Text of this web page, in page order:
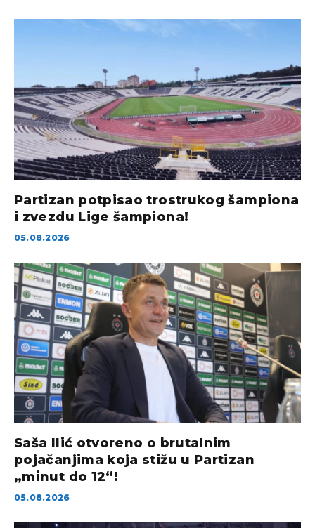
Partizan potpisao trostrukog šampiona
i zvezdu Lige šampiona!
05.08.2026
Saša Ilić otvoreno o brutalnim
pojačanjima koja stižu u Partizan
„minut do 12“!
05.08.2026